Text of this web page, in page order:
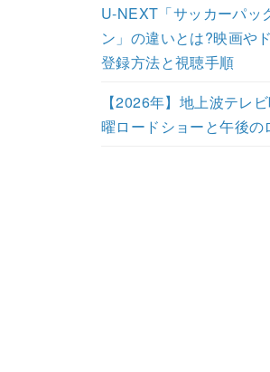
U-NEXT「サッカーパッ
ン」の違いとは?映画や
登録方法と視聴手順
【2026年】地上波テレ
曜ロードショーと午後の